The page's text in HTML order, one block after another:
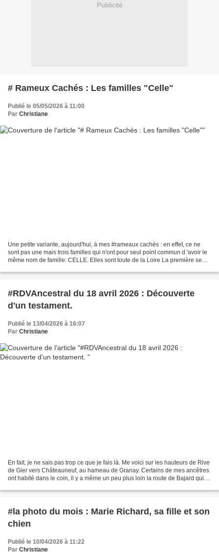
Publicité
# Rameux Cachés : Les familles "Celle"
Publié le 05/05/2026 à 11:00
Par Christiane
Une petite variante, aujourd'hui, à mes #rameaux cachés : en effet, ce ne
sont pas une mais trois familles qui n'ont pour seul point commun d 'avoir le
même nom de famille: CELLE. Elles sont toute de la Loire La première se
#RDVAncestral du 18 avril 2026 : Découverte
d'un testament.
Publié le 13/04/2026 à 16:07
Par Christiane
En fait, je ne sais pas trop ce que je fais là. Me voici sur les hauteurs de Rive
de Gier vers Châteauneuf, au hameau de Granay. Certains de mes ancêtres
ont habité dans le coin, il y a même un peu plus loin la route de Bajard qui
#la photo du mois : Marie Richard, sa fille et son
chien
Publié le 10/04/2026 à 11:22
Par Christiane